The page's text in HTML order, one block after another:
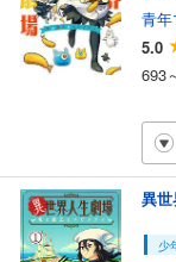
青
5.0
693
異世
少